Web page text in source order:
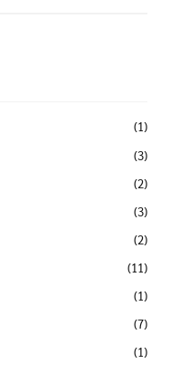
(1)
(3)
(2)
(3)
(2)
(11)
(1)
(7)
(1)